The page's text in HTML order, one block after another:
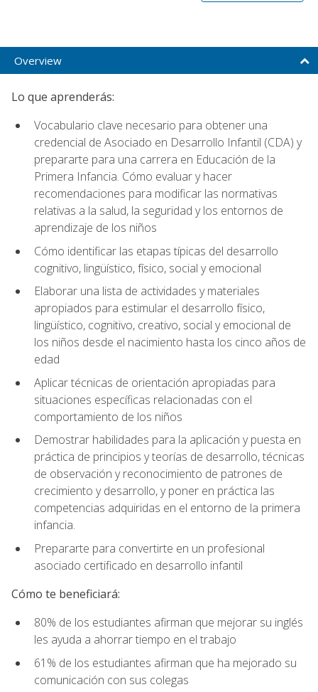
Overview
Lo que aprenderás:
Vocabulario clave necesario para obtener una
credencial de Asociado en Desarrollo Infantil (CDA) y
prepararte para una carrera en Educación de la
Primera Infancia. Cómo evaluar y hacer
recomendaciones para modificar las normativas
relativas a la salud, la seguridad y los entornos de
aprendizaje de los niños
Cómo identificar las etapas típicas del desarrollo
cognitivo, lingüístico, físico, social y emocional
Elaborar una lista de actividades y materiales
apropiados para estimular el desarrollo físico,
lingüístico, cognitivo, creativo, social y emocional de
los niños desde el nacimiento hasta los cinco años de
edad
Aplicar técnicas de orientación apropiadas para
situaciones específicas relacionadas con el
comportamiento de los niños
Demostrar habilidades para la aplicación y puesta en
práctica de principios y teorías de desarrollo, técnicas
de observación y reconocimiento de patrones de
crecimiento y desarrollo, y poner en práctica las
competencias adquiridas en el entorno de la primera
infancia.
Prepararte para convertirte en un profesional
asociado certificado en desarrollo infantil
Cómo te beneficiará:
80% de los estudiantes afirman que mejorar su inglés
les ayuda a ahorrar tiempo en el trabajo
61% de los estudiantes afirman que ha mejorado su
comunicación con sus colegas